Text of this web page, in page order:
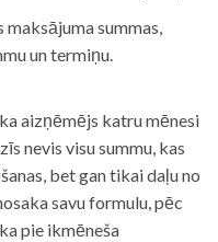
summas,
un termiņu.
aizņēmējs katru mēnesi
nevis visu summu, kas
bet gan tikai daļu no
savu formulu, pēc
pie ikmēneša